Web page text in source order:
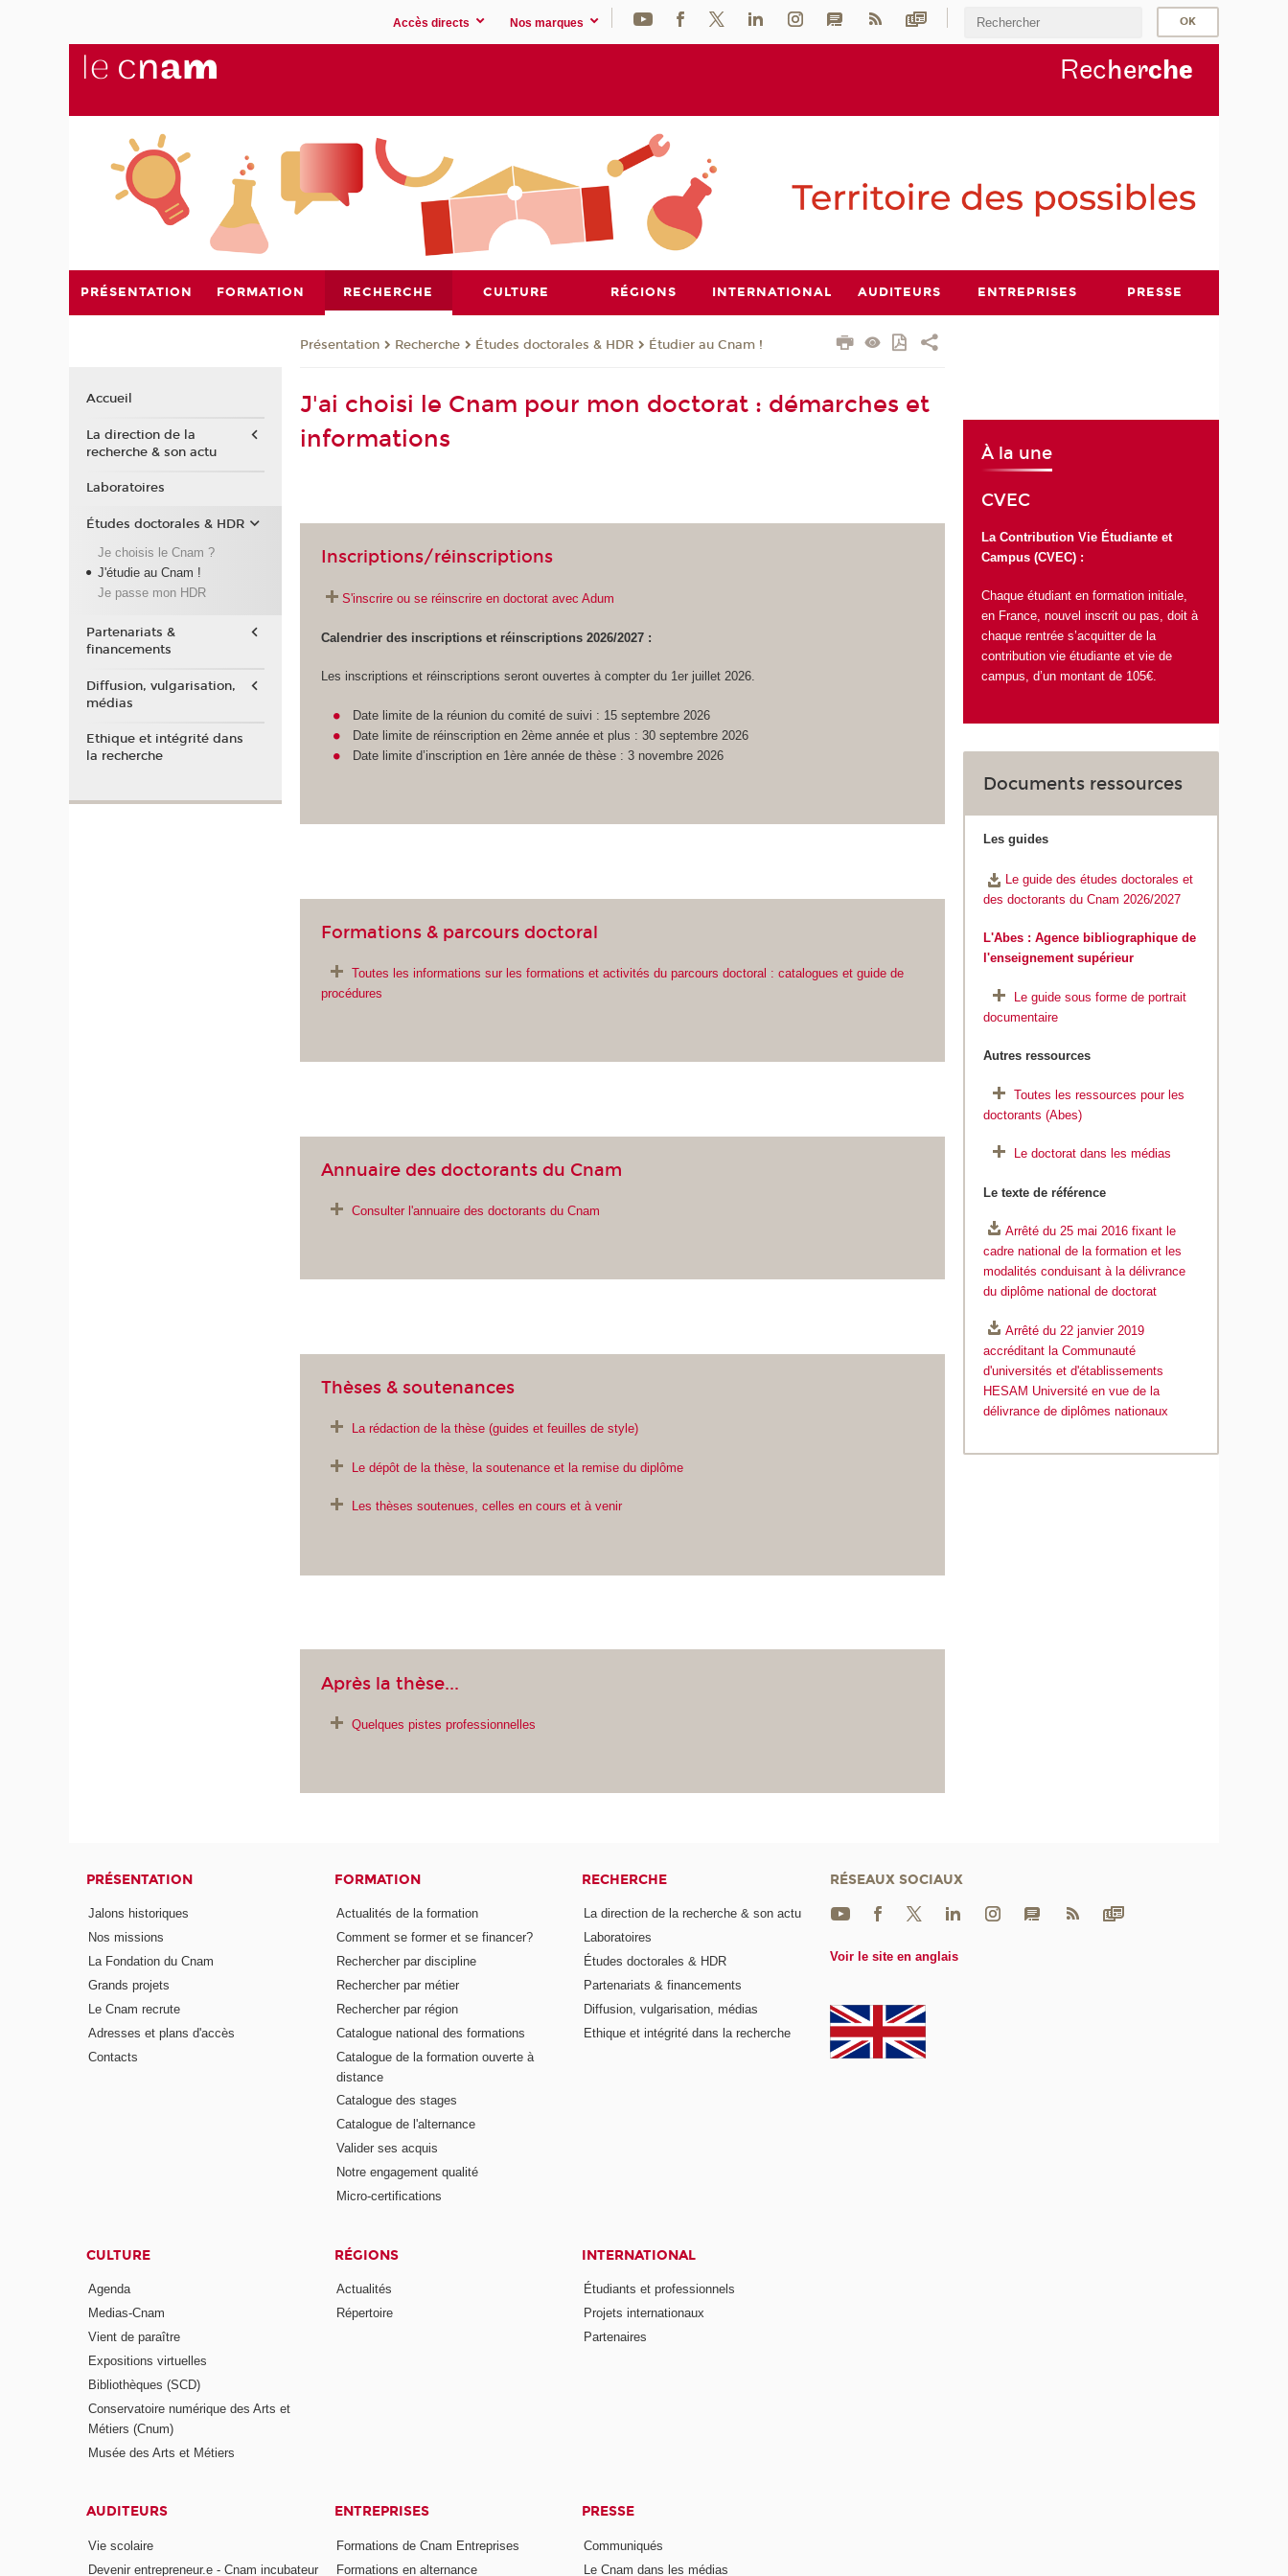
Accès directs Nos marques
Recherche
PRÉSENTATION FORMATION RECHERCHE CULTURE RÉGIONS INTERNATIONAL AUDITEURS ENTREPRISES PRESSE
Présentation Recherche Études doctorales & HDR Étudier au Cnam !
J'ai choisi le Cnam pour mon doctorat : démarches et
informations
Inscriptions/réinscriptions
S'inscrire ou se réinscrire en doctorat avec Adum
Calendrier des inscriptions et réinscriptions 2026/2027 :
Les inscriptions et réinscriptions seront ouvertes à compter du 1er juillet 2026.
Date limite de la réunion du comité de suivi : 15 septembre 2026
Date limite de réinscription en 2ème année et plus : 30 septembre 2026
Date limite d’inscription en 1ère année de thèse : 3 novembre 2026
Formations & parcours doctoral
Toutes les informations sur les formations et activités du parcours doctoral : catalogues et guide de
procédures
Annuaire des doctorants du Cnam
Consulter l'annuaire des doctorants du Cnam
Thèses & soutenances
La rédaction de la thèse (guides et feuilles de style)
Le dépôt de la thèse, la soutenance et la remise du diplôme
Les thèses soutenues, celles en cours et à venir
Après la thèse...
Quelques pistes professionnelles
À la une
CVEC
La Contribution Vie Étudiante et
Campus (CVEC) :
Chaque étudiant en formation initiale,
en France, nouvel inscrit ou pas, doit à
chaque rentrée s’acquitter de la
contribution vie étudiante et vie de
campus, d’un montant de 105€.
Documents ressources
Les guides
Le guide des études doctorales et
des doctorants du Cnam 2026/2027
L'Abes : Agence bibliographique de
l'enseignement supérieur
Le guide sous forme de portrait
documentaire
Autres ressources
Toutes les ressources pour les
doctorants (Abes)
Le doctorat dans les médias
Le texte de référence
Arrêté du 25 mai 2016 fixant le
cadre national de la formation et les
modalités conduisant à la délivrance
du diplôme national de doctorat
Arrêté du 22 janvier 2019
accréditant la Communauté
d'universités et d'établissements
HESAM Université en vue de la
délivrance de diplômes nationaux
Accueil
La direction de la
recherche & son actu
Laboratoires
Études doctorales & HDR
Je choisis le Cnam ?
J'étudie au Cnam !
Je passe mon HDR
Partenariats &
financements
Diffusion, vulgarisation,
médias
Ethique et intégrité dans
la recherche
PRÉSENTATION
Jalons historiques
Nos missions
La Fondation du Cnam
Grands projets
Le Cnam recrute
Adresses et plans d'accès
Contacts
FORMATION
Actualités de la formation
Comment se former et se financer?
Rechercher par discipline
Rechercher par métier
Rechercher par région
Catalogue national des formations
Catalogue de la formation ouverte à
distance
Catalogue des stages
Catalogue de l'alternance
Valider ses acquis
Notre engagement qualité
Micro-certifications
RECHERCHE
La direction de la recherche & son actu
Laboratoires
Études doctorales & HDR
Partenariats & financements
Diffusion, vulgarisation, médias
Ethique et intégrité dans la recherche
CULTURE
Agenda
Medias-Cnam
Vient de paraître
Expositions virtuelles
Bibliothèques (SCD)
Conservatoire numérique des Arts et
Métiers (Cnum)
Musée des Arts et Métiers
RÉGIONS
Actualités
Répertoire
INTERNATIONAL
Étudiants et professionnels
Projets internationaux
Partenaires
AUDITEURS
Vie scolaire
Devenir entrepreneur.e - Cnam incubateur
ENTREPRISES
Formations de Cnam Entreprises
Formations en alternance
PRESSE
Communiqués
Le Cnam dans les médias
RÉSEAUX SOCIAUX
Voir le site en anglais